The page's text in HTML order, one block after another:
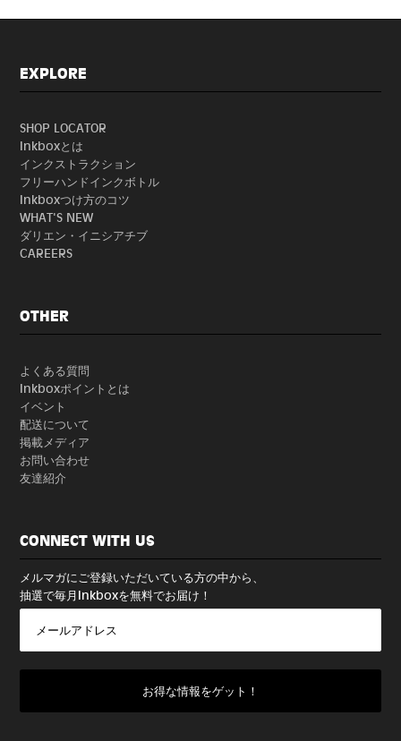
EXPLORE
SHOP LOCATOR
Inkboxとは
インクストラクション
フリーハンドインクボトル
Inkboxつけ方のコツ
WHAT'S NEW
ダリエン・イニシアチブ
CAREERS
OTHER
よくある質問
Inkboxポイントとは
イベント
配送について
掲載メディア
お問い合わせ
友達紹介
CONNECT WITH US
メルマガにご登録いただいている方の中から、
抽選で毎月Inkboxを無料でお届け！